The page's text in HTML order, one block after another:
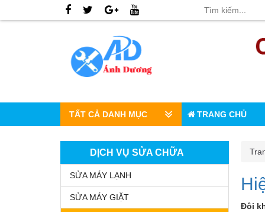
TẤT CẢ DANH MỤC TRANG CHỦ
DỊCH VỤ SỬA CHỮA
SỬA MÁY LẠNH
SỬA MÁY GIẶT
Đôi